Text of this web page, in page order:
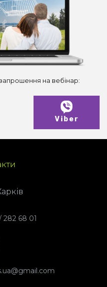
на вебінар:
Viber
68 01